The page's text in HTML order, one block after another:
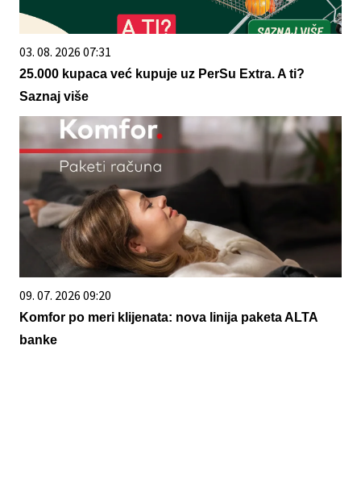
03. 08. 2026 07:31
25.000 kupaca već kupuje uz PerSu Extra. A ti?
Saznaj više
09. 07. 2026 09:20
Komfor po meri klijenata: nova linija paketa ALTA
banke